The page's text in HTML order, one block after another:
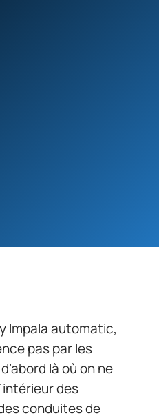
Impala automatic,
pas par les
là où on ne
des
conduites de